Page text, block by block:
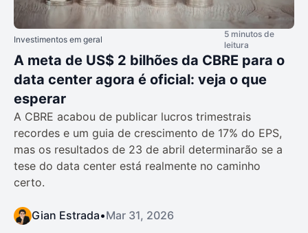
Investimentos em geral
5 minutos de
leitura
A meta de US$ 2 bilhões da CBRE para o
data center agora é oficial: veja o que
esperar
A CBRE acabou de publicar lucros trimestrais
recordes e um guia de crescimento de 17% do EPS,
mas os resultados de 23 de abril determinarão se a
tese do data center está realmente no caminho
certo.
Gian Estrada•Mar 31, 2026